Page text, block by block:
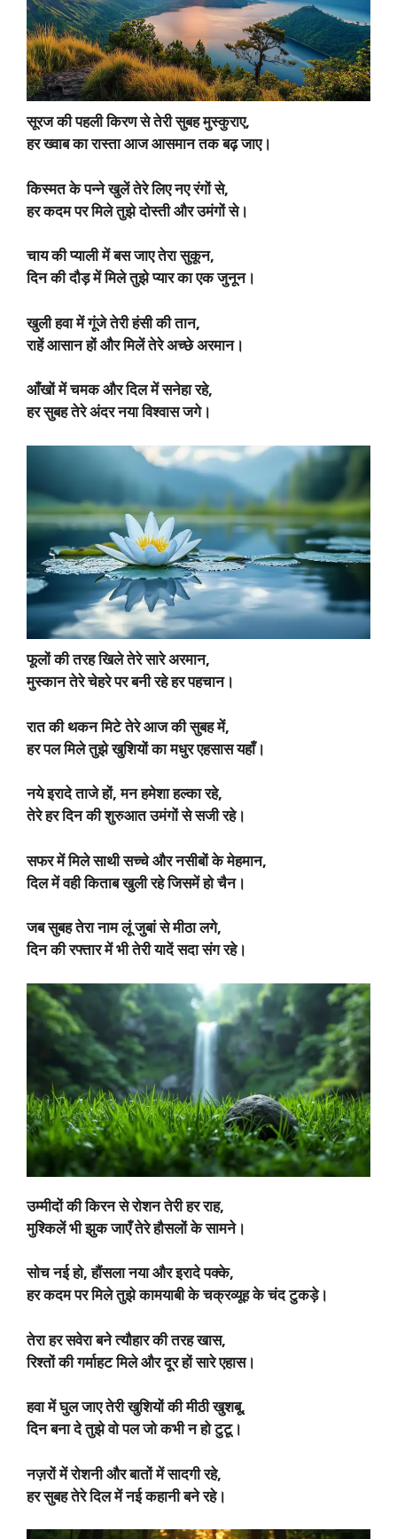
सूरज की पहली किरण से तेरी सुबह मुस्कुराए,
हर ख्वाब का रास्ता आज आसमान तक बढ़ जाए।
किस्मत के पन्ने खुलें तेरे लिए नए रंगों से,
हर कदम पर मिले तुझे दोस्ती और उमंगों से।
चाय की प्याली में बस जाए तेरा सुकून,
दिन की दौड़ में मिले तुझे प्यार का एक जुनून।
खुली हवा में गूंजे तेरी हंसी की तान,
राहें आसान हों और मिलें तेरे अच्छे अरमान।
आँखों में चमक और दिल में सनेहा रहे,
हर सुबह तेरे अंदर नया विश्वास जगे।
फूलों की तरह खिले तेरे सारे अरमान,
मुस्कान तेरे चेहरे पर बनी रहे हर पहचान।
रात की थकन मिटे तेरे आज की सुबह में,
हर पल मिले तुझे खुशियों का मधुर एहसास यहाँ।
नये इरादे ताजे हों, मन हमेशा हल्का रहे,
तेरे हर दिन की शुरुआत उमंगों से सजी रहे।
सफर में मिले साथी सच्चे और नसीबों के मेहमान,
दिल में वही किताब खुली रहे जिसमें हो चैन।
जब सुबह तेरा नाम लूं जुबां से मीठा लगे,
दिन की रफ्तार में भी तेरी यादें सदा संग रहे।
उम्मीदों की किरन से रोशन तेरी हर राह,
मुश्किलें भी झुक जाएँ तेरे हौसलों के सामने।
सोच नई हो, हौंसला नया और इरादे पक्के,
हर कदम पर मिले तुझे कामयाबी के चक्रव्यूह के चंद टुकड़े।
तेरा हर सवेरा बने त्यौहार की तरह खास,
रिश्तों की गर्माहट मिले और दूर हों सारे एहास।
हवा में घुल जाए तेरी खुशियों की मीठी खुशबू,
दिन बना दे तुझे वो पल जो कभी न हो टुटू।
नज़रों में रोशनी और बातों में सादगी रहे,
हर सुबह तेरे दिल में नई कहानी बने रहे।